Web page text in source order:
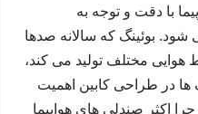
با دقت و توجه به
شود. بوئینگ که سالانه صدها
هوایی مختلف تولید می کند،
ها در طراحی کابین اهمیت
اکثر صندلی های هواپیما